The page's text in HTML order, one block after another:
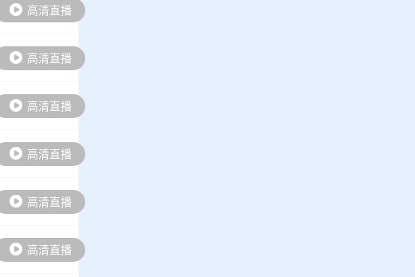
高清直播
高清直播
高清直播
高清直播
高清直播
高清直播